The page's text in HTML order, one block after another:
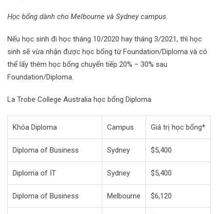
Học bổng dành cho Melbourne và Sydney campus.
Nếu học sinh đi học tháng 10/2020 hay tháng 3/2021, thì học
sinh sẽ vừa nhận được học bổng từ Foundation/Diploma và có
thể lấy thêm học bổng chuyển tiếp 20% – 30% sau
Foundation/Diploma.
La Trobe College Australia học bổng Diploma
Khóa Diploma Campus Giá trị học bổng*
Diploma of Business Sydney $5,400
Diploma of IT Sydney $5,400
Diploma of Business Melbourne $6,120